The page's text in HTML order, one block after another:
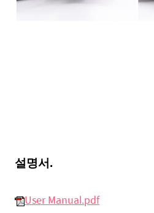
설명서.
User Manual.pdf